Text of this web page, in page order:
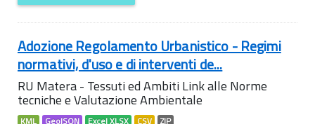
Adozione Regolamento Urbanistico - Regimi
normativi, d'uso e di interventi de...
RU Matera - Tessuti ed Ambiti Link alle Norme
tecniche e Valutazione Ambientale
KML GeoJSON Excel XLSX CSV ZIP